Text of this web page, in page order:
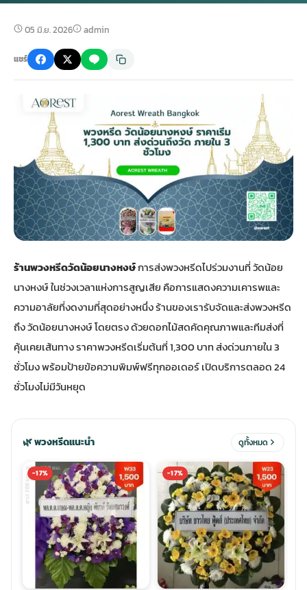
ดอกไม้หน้าหีบ
ดอกไม้หน้างานศพ
ดอกไม้หน้าโลง
จัดดอกไม้หน้ารูป
ดอกไม้ศพ
ดอกไม้งานศพ ส่งด่วน
ดอกไม้งานศพ กรุงเทพ
ร้านดอกไม้งานศพ ใกล้ฉัน
ดอกไม้งานศพ ราคาถูก
จัดดอกไม้งานศพ ราคา
ร้านพวงหรีด
ดอกไม้พวงหรีด
พวงหรีดปทุม
พวงหรีดพระราม 2
พวงหรีดราคาถูก
พวงหรีดดอกไม้สด
พวงหรีดดอกไม้สด ราคาถูก
ส่งพวงหรีด ด่วน กรุงเทพ
ร้านพวงหรีด กรุงเทพ ส่งฟรี
พวงหรีด ปากคลองตลาด ราคา
ไม้หน้าเมรุ
กไม้หน้าเมรุ
น้าเมรุ ราคา
มรุ กรุงเทพ
ม้หน้าเมรุ
ระดับเมรุ
รุ ออนไลน์
มรุ ส่งด่วน
น้าเมรุ กรุงเทพ
ไม้งานแต่ง กรุงเทพ
อกไม้งานแต่ง
ดอกไม้งานแต่ง
ไม้งานแต่ง แบบสวยๆ
พวงหรีดพัดลม กรุงเทพ
พวงหรีดพัดลม ส่งด่วน
สั่งพวงหรีดพัดลม
ร้านพวงหรีดพัดลม
พวงหรีดพัดลม แบบสวยๆ
รับจัดงานศพ กรุงเทพ
แพ็คเกจจัดงานศพ
ค่าใช้จ่ายจัดงานศพ
จัดงานศพ วัด
จัดงานศพ ราคาถูก
05 มิ.ย. 2026 admin
แชร์
ร้านพวงหรีดวัดน้อยนางหงษ์การส่งพวงหรีดไปร่วมงานที่ วัดน้อย
นางหงษ์ ในช่วงเวลาแห่งการสูญเสีย คือการแสดงความเคารพและ
ความอาลัยที่งดงามที่สุดอย่างหนึ่ง ร้านของเรารับจัดและส่งพวงหรีด
ถึง วัดน้อยนางหงษ์ โดยตรง ด้วยดอกไม้สดคัดคุณภาพและทีมส่งที่
คุ้นเคยเส้นทาง ราคาพวงหรีดเริ่มต้นที่ 1,300 บาท ส่งด่วนภายใน 3
ชั่วโมง พร้อมป้ายข้อความพิมพ์ฟรีทุกออเดอร์ เปิดบริการตลอด 24
ชั่วโมงไม่มีวันหยุด
🌿 พวงหรีดแนะนำ ดูทั้งหมด
-17% -17%